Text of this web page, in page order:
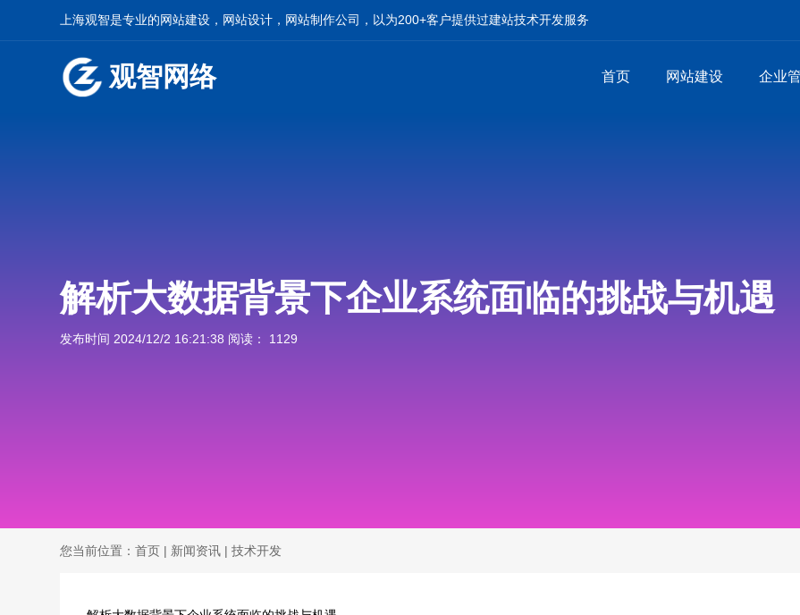
上海观智是专业的网站建设，网站设计，网站制作公司，以为200+客户提供过建站技术开发服务
观智网络 首页 网站建设 企业
解析大数据背景下企业系统面临的挑战与机遇
发布时间 2024/12/2 16:21:38 阅读： 1129
您当前位置：首页 | 新闻资讯 | 技术开发